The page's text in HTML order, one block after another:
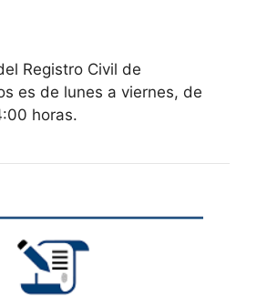
Registro Civil de
es de lunes a viernes, de
horas.